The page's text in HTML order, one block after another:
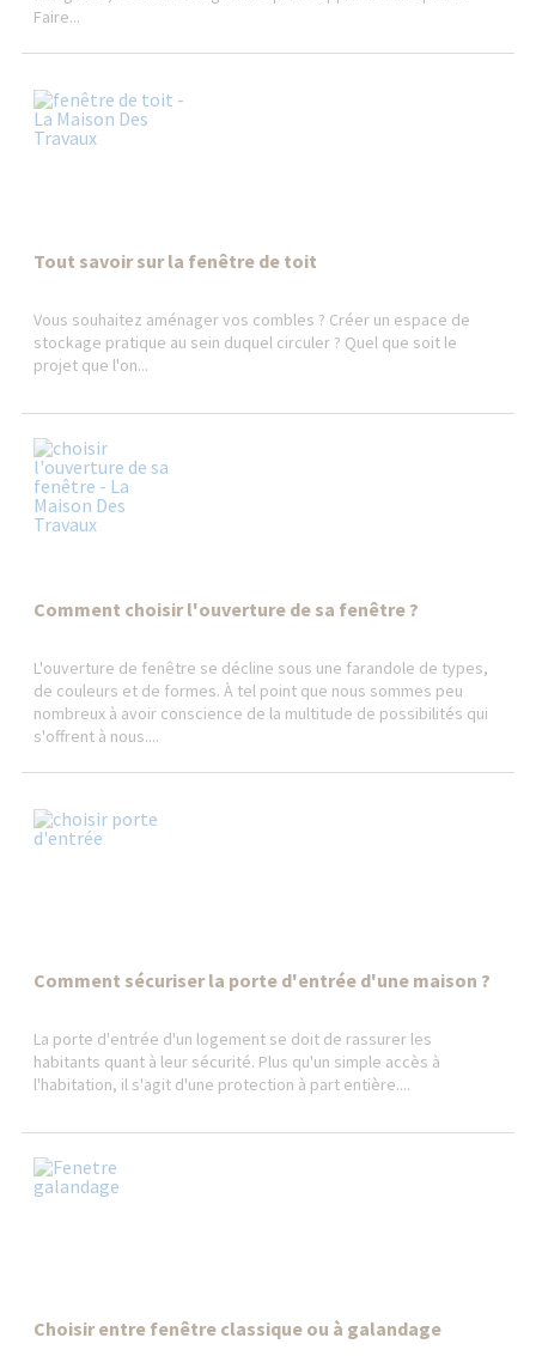
Faire...
Tout savoir sur la fenêtre de toit
Vous souhaitez aménager vos combles ? Créer un espace de
stockage pratique au sein duquel circuler ? Quel que soit le
projet que l'on...
Comment choisir l'ouverture de sa fenêtre ?
L'ouverture de fenêtre se décline sous une farandole de types,
de couleurs et de formes. À tel point que nous sommes peu
nombreux à avoir conscience de la multitude de possibilités qui
s'offrent à nous....
Comment sécuriser la porte d'entrée d'une maison ?
La porte d'entrée d'un logement se doit de rassurer les
habitants quant à leur sécurité. Plus qu'un simple accès à
l'habitation, il s'agit d'une protection à part entière....
Choisir entre fenêtre classique ou à galandage